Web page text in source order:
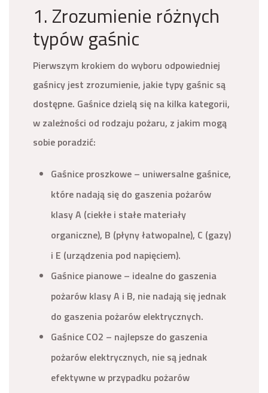
1. Zrozumienie różnych
typów gaśnic
Pierwszym krokiem do wyboru odpowiedniej
gaśnicy jest zrozumienie, jakie typy gaśnic są
dostępne. Gaśnice dzielą się na kilka kategorii,
w zależności od rodzaju pożaru, z jakim mogą
sobie poradzić:
Gaśnice proszkowe – uniwersalne gaśnice,
które nadają się do gaszenia pożarów
klasy A (ciekłe i stałe materiały
organiczne), B (płyny łatwopalne), C (gazy)
i E (urządzenia pod napięciem).
Gaśnice pianowe – idealne do gaszenia
pożarów klasy A i B, nie nadają się jednak
do gaszenia pożarów elektrycznych.
Gaśnice CO2 – najlepsze do gaszenia
pożarów elektrycznych, nie są jednak
efektywne w przypadku pożarów